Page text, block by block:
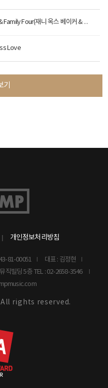
Jenny Oaks Baker & Family Four(재니 옥스 베이커 & 패밀리 포) - We ...
Love
기
개인정보처리방침
81-00051
대표 : 김정현
직빌딩 5층 TEL : 02-2658-3546
All rights reserved.